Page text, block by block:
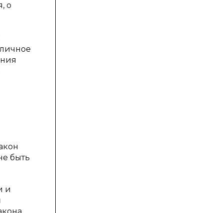
о
быть
и